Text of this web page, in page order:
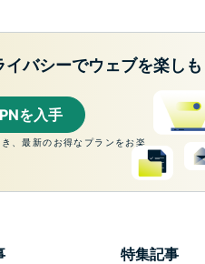
プライバシーとセキュリティを強
。これらはシームレスに連携し
firewall,
system tools,
and more.
イバシーでウェブを楽しも
を入手
、最新のお得なプランをお楽
特集記事